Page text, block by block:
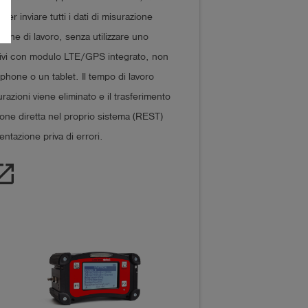
inviare tutti i dati di misurazione
di lavoro, senza utilizzare uno
con modulo LTE/GPS integrato, non
o un tablet. Il tempo di lavoro
viene eliminato e il trasferimento
diretta nel proprio sistema (REST)
priva di errori.